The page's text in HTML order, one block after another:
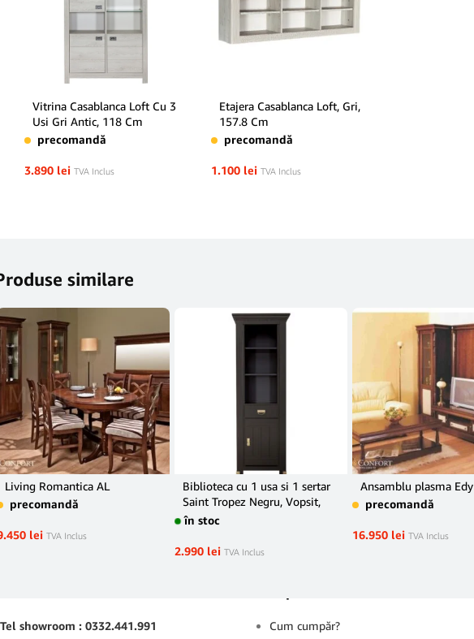
Vitrina Casablanca Loft Cu 3
Usi Gri Antic, 118 Cm
precomandă
3.890 lei TVA Inclus
Etajera Casablanca Loft, Gri,
157.8 Cm
precomandă
1.100 lei TVA Inclus
similare
Living Romantica AL
precomandă
lei TVA Inclus
Biblioteca cu 1 usa si 1 sertar
Saint Tropez Negru, Vopsit,
68.8 Cm
în stoc
2.990 lei TVA Inclus
Ansamblu plasma Edy
precomandă
16.950 lei TVA Inclus
Tel showroom : 0332.441.991 Cum cumpăr?